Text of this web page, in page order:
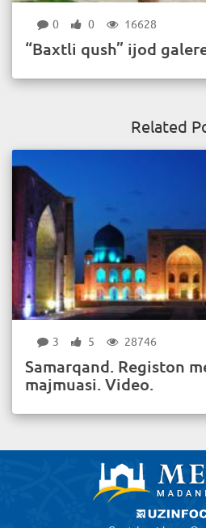
0 0 16628
“Baxtli qush” ijod
Related
3 5 28746
Samarqand. Registon
majmuasi. Video.